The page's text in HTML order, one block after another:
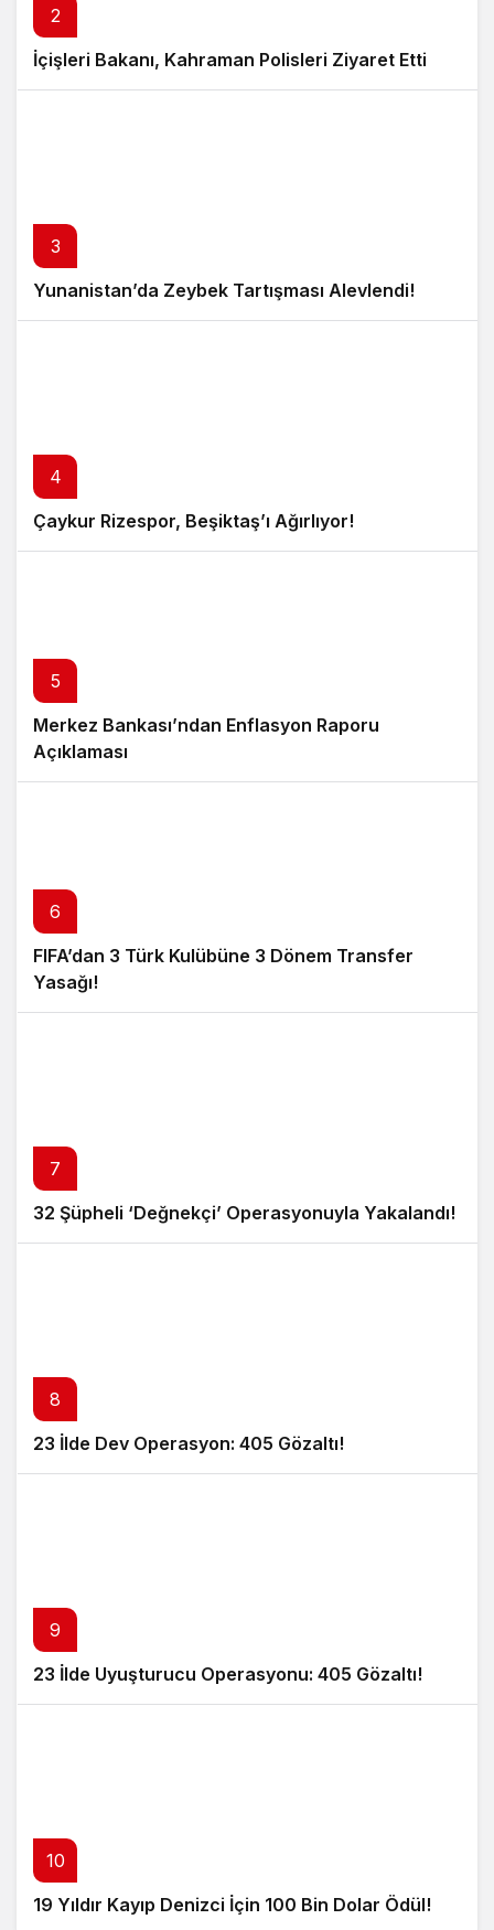
2
İçişleri Bakanı, Kahraman Polisleri Ziyaret Etti
3
Yunanistan’da Zeybek Tartışması Alevlendi!
4
Çaykur Rizespor, Beşiktaş’ı Ağırlıyor!
5
Merkez Bankası’ndan Enflasyon Raporu
Açıklaması
6
FIFA’dan 3 Türk Kulübüne 3 Dönem Transfer
Yasağı!
7
32 Şüpheli ‘Değnekçi’ Operasyonuyla Yakalandı!
8
23 İlde Dev Operasyon: 405 Gözaltı!
9
23 İlde Uyuşturucu Operasyonu: 405 Gözaltı!
10
19 Yıldır Kayıp Denizci İçin 100 Bin Dolar Ödül!